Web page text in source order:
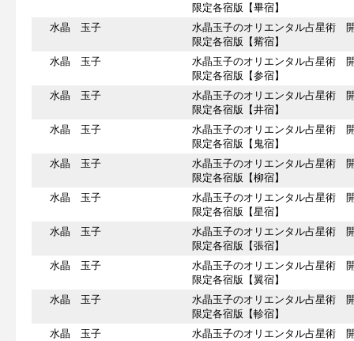
限定各宿版【畢宿】
水晶 玉子
水晶玉子のオリエンタル占星術
限定各宿版【觜宿】
水晶 玉子
水晶玉子のオリエンタル占星術
限定各宿版【参宿】
水晶 玉子
水晶玉子のオリエンタル占星術
限定各宿版【井宿】
水晶 玉子
水晶玉子のオリエンタル占星術
限定各宿版【鬼宿】
水晶 玉子
水晶玉子のオリエンタル占星術
限定各宿版【柳宿】
水晶 玉子
水晶玉子のオリエンタル占星術
限定各宿版【星宿】
水晶 玉子
水晶玉子のオリエンタル占星術
限定各宿版【張宿】
水晶 玉子
水晶玉子のオリエンタル占星術
限定各宿版【翼宿】
水晶 玉子
水晶玉子のオリエンタル占星術
限定各宿版【軫宿】
水晶 玉子
水晶玉子のオリエンタル占星術